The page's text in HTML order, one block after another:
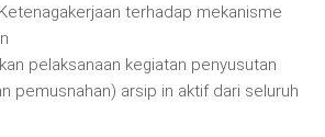
terhadap mekanisme
pelaksanaan kegiatan penyusutan
pemusnahan) arsip in aktif dari seluruh